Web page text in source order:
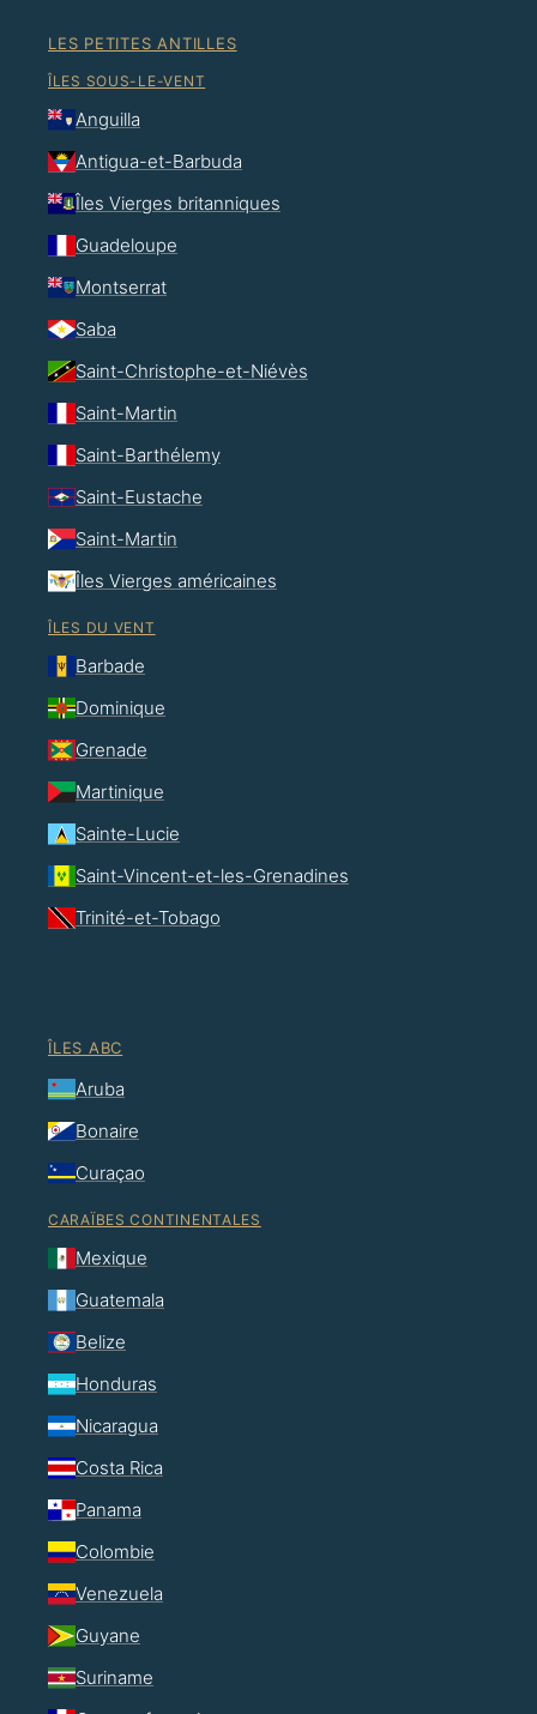
LES PETITES ANTILLES
ÎLES SOUS-LE-VENT
Anguilla
Antigua-et-Barbuda
Îles Vierges britanniques
Guadeloupe
Montserrat
Saba
Saint-Christophe-et-Niévès
Saint-Martin
Saint-Barthélemy
Saint-Eustache
Saint-Martin
Îles Vierges américaines
ÎLES DU VENT
Barbade
Dominique
Grenade
Martinique
Sainte-Lucie
Saint-Vincent-et-les-Grenadines
Trinité-et-Tobago
ÎLES ABC
Aruba
Bonaire
Curaçao
CARAÏBES CONTINENTALES
Mexique
Guatemala
Belize
Honduras
Nicaragua
Costa Rica
Panama
Colombie
Venezuela
Guyane
Suriname